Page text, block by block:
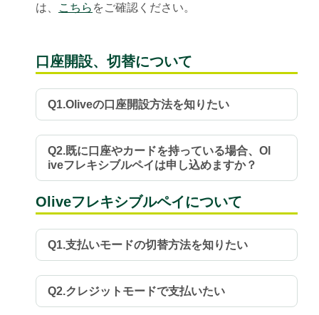
は、
こちら をご確認ください。
口座開設、切替について
Q1.Oliveの口座開設方法を知りたい
Q2.既に口座やカードを持っている場合、Ol
iveフレキシブルペイは申し込めますか？
Oliveフレキシブルペイについて
Q1.支払いモードの切替方法を知りたい
Q2.クレジットモードで支払いたい